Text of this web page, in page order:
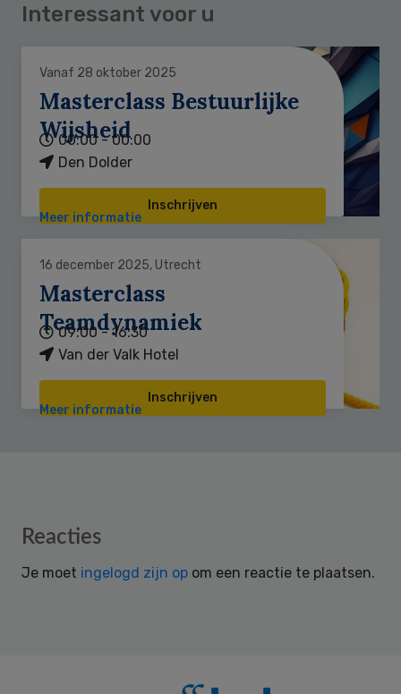
Interessant voor u
Vanaf 28 oktober 2025
Masterclass Bestuurlijke
Wijsheid
00:00 - 00:00
Den Dolder
Inschrijven
Meer informatie
16 december 2025, Utrecht
Masterclass
Teamdynamiek
09:00 - 16:30
Van der Valk Hotel
Inschrijven
Meer informatie
Reader
Reacties
Je moet ingelogd zijn op om een reactie te plaatsen.